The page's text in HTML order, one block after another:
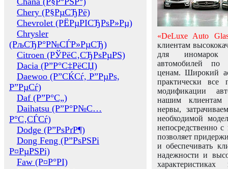
Chery (Р§РµСЂРё)
Chevrolet (РЁРµРІСЂРѕР»Рµ)
Chrysler
(РљСЂР°Р№СЃР»РµСЂ)
Citroen (РЎРёС‚СЂРѕРµРЅ)
Dacia (Р”Р°С‡РёСЏ)
Daewoo (Р”СЌСѓ, Р”РµРѕ,
Р”РµСѓ)
Daf (Р”Р°С„)
Daihatsu (Р”Р°Р№С…
Р°С‚СЃСѓ)
Dodge (Р”РѕРґР¶)
Dong Feng (Р”РѕРЅРі
Р¤РµРЅРі)
Faw (Р¤Р°РІ)
«DeLuxe Auto
клиентам
для иномарок
автомобилей
ценам. Широкий
практически все
модификации
нашим клиентам
нервы,
необходимой
непосредственно
позволяет
и обеспечивать
надежности и